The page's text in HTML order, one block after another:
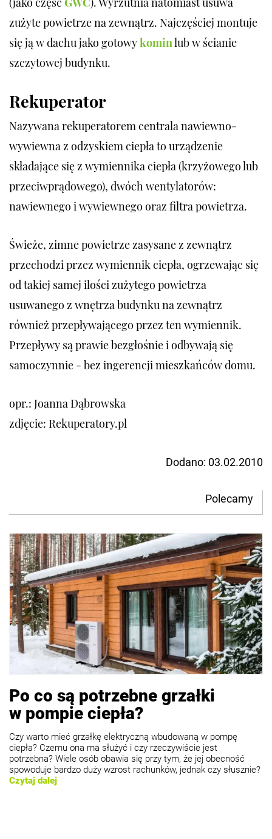
zużyte powietrze na zewnątrz. Najczęściej montuje
się ją w dachu jako gotowykominlub w ścianie
szczytowej budynku.
Rekuperator
Nazywana rekuperatorem centrala nawiewno-
wywiewna z odzyskiem ciepła to urządzenie
składające się z wymiennika ciepła (krzyżowego lub
przeciwprądowego), dwóch wentylatorów:
nawiewnego i wywiewnego oraz filtra powietrza.
Świeże, zimne powietrze zasysane z zewnątrz
przechodzi przez wymiennik ciepła, ogrzewając się
od takiej samej ilości zużytego powietrza
usuwanego z wnętrza budynku na zewnątrz
również przepływającego przez ten wymiennik.
Przepływy są prawie bezgłośnie i odbywają się
samoczynnie - bez ingerencji mieszkańców domu.
opr.: Joanna Dąbrowska
zdjęcie: Rekuperatory.pl
Dodano: 03.02.2010
Polecamy
Po co są potrzebne grzałki
w pompie ciepła?
Czy warto mieć grzałkę elektryczną wbudowaną w pompę
ciepła? Czemu ona ma służyć i czy rzeczywiście jest
potrzebna? Wiele osób obawia się przy tym, że jej obecność
spowoduje bardzo duży wzrost rachunków, jednak czy słusznie?
Czytaj dalej